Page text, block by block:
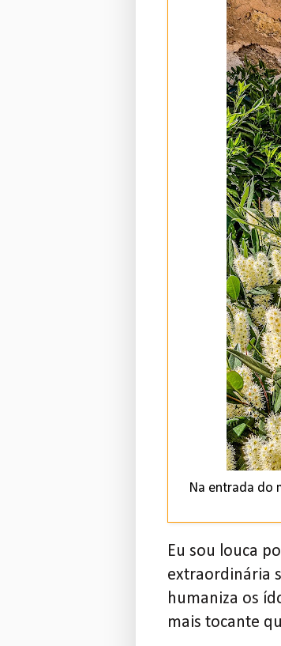
Na entrada do
Eu sou louca
extraordinária
humaniza os
mais tocante